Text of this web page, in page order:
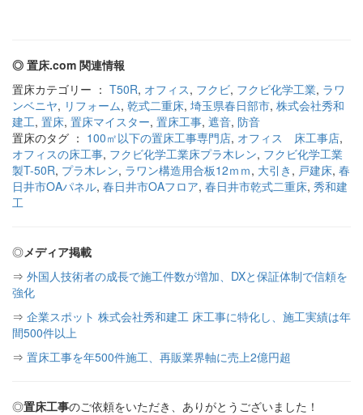
◎ 置床.com 関連情報
置床カテゴリー ： T50R, オフィス, フクビ, フクビ化学工業, ラワ
ンベニヤ, リフォーム, 乾式二重床, 埼玉県春日部市, 株式会社秀和
建工, 置床, 置床マイスター, 置床工事, 遮音, 防音
置床のタグ ： 100㎡以下の置床工事専門店, オフィス 床工事店,
オフィスの床工事, フクビ化学工業床プラ木レン, フクビ化学工業
製T-50R, プラ木レン, ラワン構造用合板12ｍｍ, 大引き , 戸建床, 春
日井市OAパネル, 春日井市OAフロア, 春日井市乾式二重床, 秀和建
工
◎メディア掲載
⇒ 外国人技術者の成長で施工件数が増加、DXと保証体制で信頼を
強化
⇒ 企業スポット 株式会社秀和建工 床工事に特化し、施工実績は年
間500件以上
⇒ 置床工事を年500件施工、再販業界軸に売上2億円超
◎置床工事のご依頼をいただき、ありがとうございました！